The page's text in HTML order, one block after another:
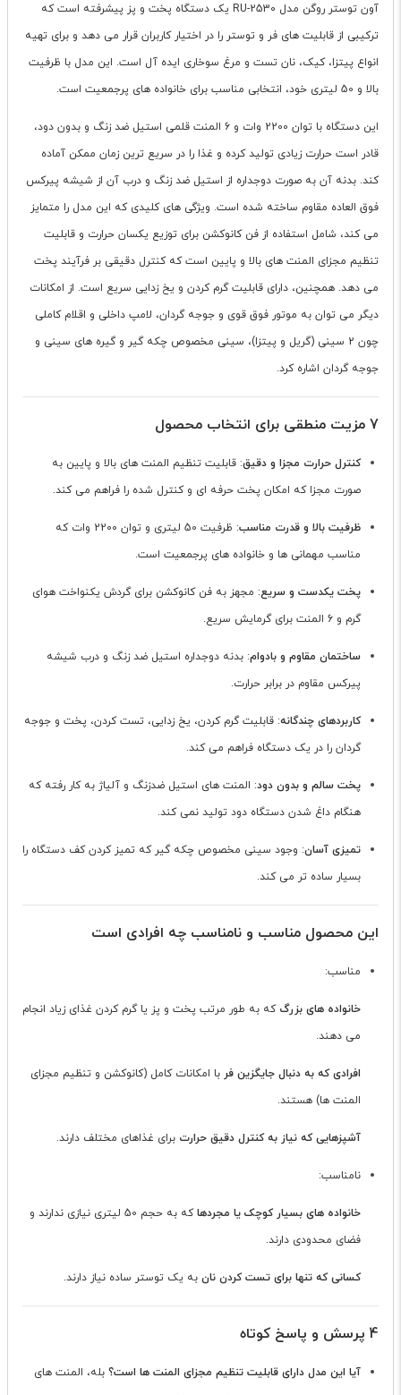
آون توستر روگن مدل RU-2530 یک دستگاه پخت و پز پیشرفته است که
ترکیبی از قابلیت های فر و توستر را در اختیار کاربران قرار می دهد و برای تهیه
انواع پیتزا، کیک، نان تست و مرغ سوخاری ایده آل است. این مدل با ظرفیت
بالا و 50 لیتری خود، انتخابی مناسب برای خانواده های پرجمعیت است.
این دستگاه با توان 2200 وات و 6 المنت قلمی استیل ضد زنگ و بدون دود،
قادر است حرارت زیادی تولید کرده و غذا را در سریع ترین زمان ممکن آماده
کند. بدنه آن به صورت دوجداره از استیل ضد زنگ و درب آن از شیشه پیرکس
فوق العاده مقاوم ساخته شده است. ویژگی های کلیدی که این مدل را متمایز
می کند، شامل استفاده از فن کانوکشن برای توزیع یکسان حرارت و قابلیت
تنظیم مجزای المنت های بالا و پایین است که کنترل دقیقی بر فرآیند پخت
می دهد. همچنین، دارای قابلیت گرم کردن و یخ زدایی سریع است. از امکانات
دیگر می توان به موتور فوق قوی و جوجه گردان، لامپ داخلی و اقلام کاملی
چون 2 سینی (گریل و پیتزا)، سینی مخصوص چکه گیر و گیره های سینی و
جوجه گردان اشاره کرد.
7 مزیت منطقی برای انتخاب محصول
کنترل حرارت مجزا و دقیق: قابلیت تنظیم المنت های بالا و پایین به
صورت مجزا که امکان پخت حرفه ای و کنترل شده را فراهم می کند.
ظرفیت بالا و قدرت مناسب
: ظرفیت 50 لیتری و توان 2200 وات که
مناسب مهمانی ها و خانواده های پرجمعیت است.
پخت یکدست و سریع: مجهز به فن کانوکشن برای گردش یکنواخت هوای
گرم و 6 المنت برای گرمایش سریع.
ساختمان مقاوم و بادوام: بدنه دوجداره استیل ضد زنگ و درب شیشه
پیرکس مقاوم در برابر حرارت.
کاربردهای چندگانه: قابلیت گرم کردن، یخ زدایی، تست کردن، پخت و جوجه
گردان را در یک دستگاه فراهم می کند.
پخت سالم و بدون دود: المنت های استیل ضدزنگ و آلیاژ به کار رفته که
هنگام داغ شدن دستگاه دود تولید نمی کند.
تمیزی آسان: وجود سینی مخصوص چکه گیر که تمیز کردن کف دستگاه را
بسیار ساده تر می کند.
این محصول مناسب و نامناسب چه افرادی است
مناسب:
خانواده های بزرگ که به طور مرتب پخت و پز یا گرم کردن غذای زیاد انجام
می دهند.
افرادی که به دنبال جایگزین فر با امکانات کامل (کانوکشن و تنظیم مجزای
المنت ها) هستند.
آشپزهایی که نیاز به کنترل دقیق حرارت برای غذاهای مختلف دارند.
نامناسب:
خانواده های بسیار کوچک یا مجردها
که به حجم 50 لیتری نیازی ندارند و
فضای محدودی دارند.
کسانی که تنها برای تست کردن نان به یک توستر ساده نیاز دارند.
4 پرسش و پاسخ کوتاه
آیا این مدل دارای قابلیت تنظیم مجزای المنت ها است؟ بله، المنت های